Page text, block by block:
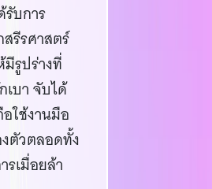
รับการ
รีรศาสตร์
รูปร่างที่
เบา จับได้
ใช้งานมือ
ตัวตลอดทั้ง
รเมื่อยล้า